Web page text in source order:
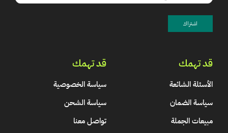
قد تهمك
الأسئلة الشائعة
سياسة الضمان
مبيعات الجملة
قد تهمك
سياسة الخصوصية
سياسة الشحن
تواصل معنا